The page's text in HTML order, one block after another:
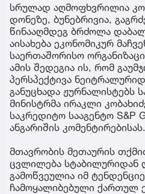
სრულად აღმოფხვრილია
დონეზე, ბუნებრივია,
წინააღმდეგ ბრძოლა
აისახება ეკონომიკურ
საერთაშორისო
ამის შედეგია ის, რომ
პერსპექტივა
განუცხადა ჟურნალისტებს
მინისტრმა ირაკლი
საკრედიტო სააგენტო S&P
ანგარიშის კომენტირებისას.
მთავრობის მეთაურის
ცვლილება სტაბილურიდან
გამოწვეულია იმ
ჩამოყალიბებული ქართულ